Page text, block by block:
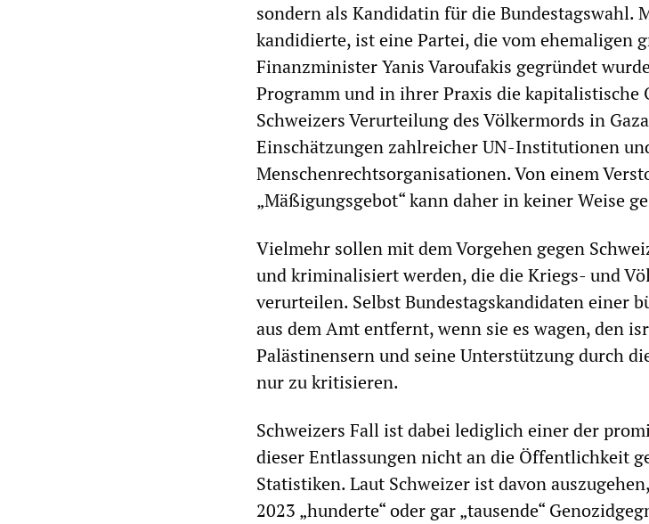
sondern als Kandidatin für die Bundestagswahl.
kandidierte, ist eine Partei, die vom ehemaligen
Finanzminister Yanis Varoufakis gegründet
Programm und in ihrer Praxis die kapitalistische
Schweizers Verurteilung des Völkermords in
Einschätzungen zahlreicher UN-Institutionen
Menschenrechtsorganisationen. Von einem
„Mäßigungsgebot“ kann daher in keiner Weise
Vielmehr sollen mit dem Vorgehen gegen
und kriminalisiert werden, die die Kriegs- und
verurteilen. Selbst Bundestagskandidaten einer
aus dem Amt entfernt, wenn sie es wagen, den
Palästinensern und seine Unterstützung durch
nur zu kritisieren.
Schweizers Fall ist dabei lediglich einer der
dieser Entlassungen nicht an die Öffentlichkeit
Statistiken. Laut Schweizer ist davon
2023 „hunderte“ oder gar „tausende“